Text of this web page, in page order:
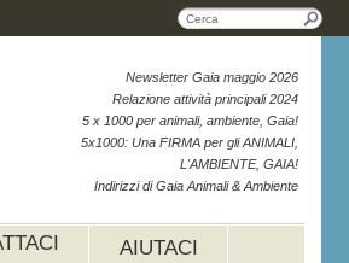
AIUTACI
Newsletter Gaia maggio 2026
Relazione attività principali 2024
5 x 1000 per animali, ambiente, Gaia!
5x1000: Una FIRMA per gli ANIMALI,
L'AMBIENTE, GAIA!
Indirizzi di Gaia Animali & Ambiente